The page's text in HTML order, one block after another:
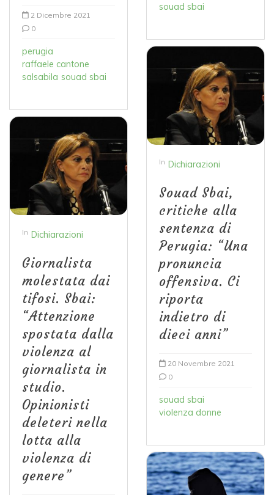
2 Dicembre 2021
0
perugia
raffaele cantone
salsabila souad sbai
In Dichiarazioni
Giornalista
molestata dai
tifosi. Sbai:
“Attenzione
spostata dalla
violenza al
giornalista in
studio.
Opinionisti
deleteri nella
lotta alla
violenza di
genere”
souad sbai
In Dichiarazioni
Souad Sbai,
critiche alla
sentenza di
Perugia: “Una
pronuncia
offensiva. Ci
riporta
indietro di
dieci anni”
20 Novembre 2021
0
souad sbai
violenza donne